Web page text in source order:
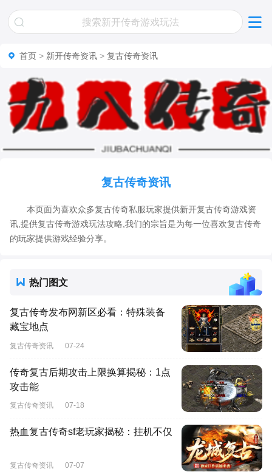
首页 > 新开传奇资讯 > 复古传奇资讯
复古传奇资讯
本页面为喜欢众多复古传奇私服玩家提供新开复古传奇游戏资
讯,提供复古传奇游戏玩法攻略,我们的宗旨是为每一位喜欢复古传奇
的玩家提供游戏经验分享。
热门图文
复古传奇发布网新区必看：特殊装备
藏宝地点
复古传奇资讯 07-24
传奇复古后期攻击上限换算揭秘：1点
攻击能
复古传奇资讯 07-18
热血复古传奇sf老玩家揭秘：挂机不仅
复古传奇资讯 07-07